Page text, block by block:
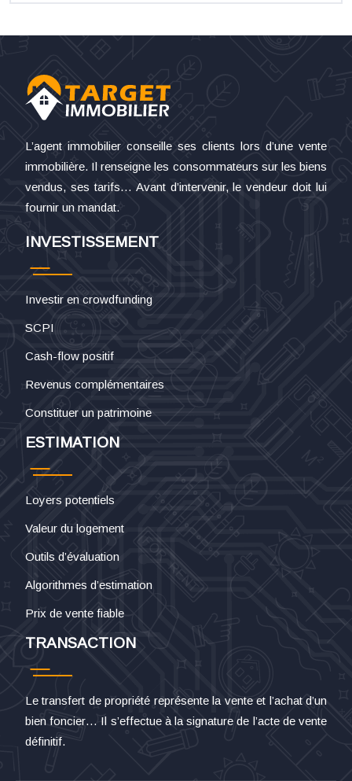
L’agent immobilier conseille ses clients lors d’une vente
immobilière. Il renseigne les consommateurs sur les biens
vendus, ses tarifs… Avant d’intervenir, le vendeur doit lui
fournir un mandat.
INVESTISSEMENT
Investir en crowdfunding
SCPI
Cash-flow positif
Revenus complémentaires
Constituer un patrimoine
ESTIMATION
Loyers potentiels
Valeur du logement
Outils d’évaluation
Algorithmes d’estimation
Prix de vente fiable
TRANSACTION
Le transfert de propriété représente la vente et l’achat d’un
bien foncier… Il s’effectue à la signature de l’acte de vente
définitif.